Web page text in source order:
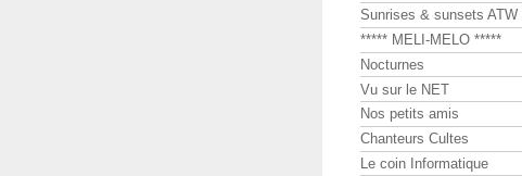
Sunrises & sunsets ATW
***** MELI-MELO *****
Nocturnes
Vu sur le NET
Nos petits amis
Chanteurs Cultes
Le coin Informatique